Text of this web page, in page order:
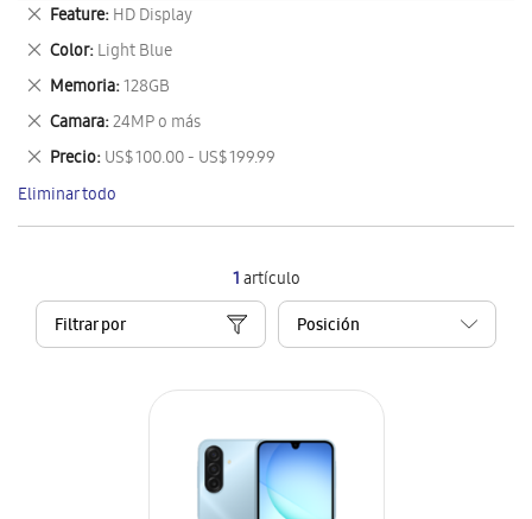
1artículo
Filtrar por
Feature HD Display
Eliminar
este
artículo
Color Light Blue
Eliminar
este
artículo
Memoria 128GB
Eliminar
este
artículo
Camara 24MP o más
Eliminar
este
artículo
Precio US$ 100.00 - US$ 199.99
Eliminar
este
artículo
Eliminar todo